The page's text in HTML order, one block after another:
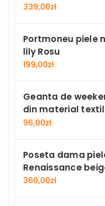
339,00zł
Portmoneu piele
lily Rosu
199,00zł
Geanta de
din material
96,00zł
Poseta dama
Renaissance
360,00zł